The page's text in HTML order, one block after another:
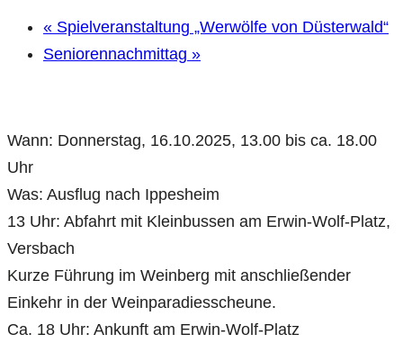
« Spielveranstaltung „Werwölfe von Düsterwald“
Seniorennachmittag »
Wann: Donnerstag, 16.10.2025, 13.00 bis ca. 18.00
Uhr
Was: Ausflug nach Ippesheim
13 Uhr: Abfahrt mit Kleinbussen am Erwin-Wolf-Platz,
Versbach
Kurze Führung im Weinberg mit anschließender
Einkehr in der Weinparadiesscheune.
Ca. 18 Uhr: Ankunft am Erwin-Wolf-Platz